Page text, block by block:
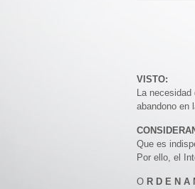
VISTO:
La
abandono en
Que es
Por ello, el
O R D E N A